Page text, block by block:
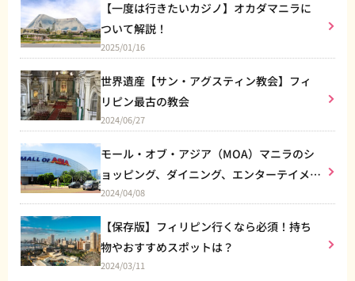
【一度は行きたいカジノ】オカダマニラに
ついて解説！
2025/01/16
世界遺産【サン・アグスティン教会】フィ
リピン最古の教会
2024/06/27
モール・オブ・アジア（MOA）マニラのシ
ョッピング、ダイニング、エンターテイメン
トなど総合施設
2024/04/08
【保存版】フィリピン行くなら必須！持ち
物やおすすめスポットは？
2024/03/11